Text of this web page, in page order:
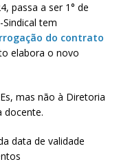
passa a ser 1° de
tem
do contrato
elabora o novo
mas não à Diretoria
docente.
data de validade